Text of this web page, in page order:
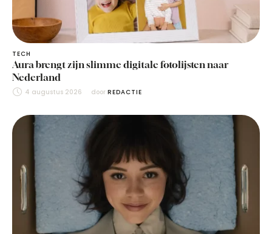
TECH
Aura brengt zijn slimme digitale fotolijsten naar
Nederland
4 augustus 2026 door REDACTIE